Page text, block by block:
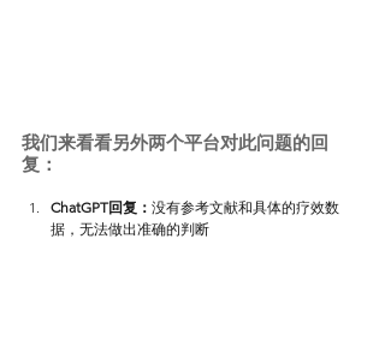
我们来看看另外两个平台对此问题的回
复：
ChatGPT回复： 没有参考文献和具体的疗效数
据，无法做出准确的判断